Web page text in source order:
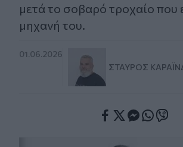
μετά το σοβαρό τροχαίο που
μηχανή του.
01.06.2026
ΣΤΑΎΡΟΣ